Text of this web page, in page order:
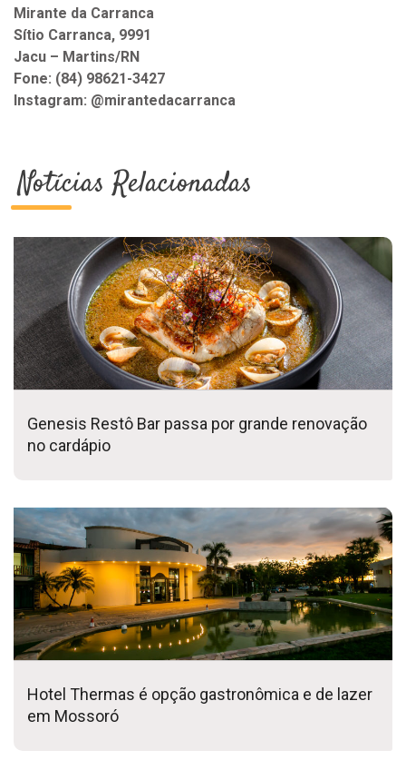
Mirante da Carranca
Sítio Carranca, 9991
Jacu – Martins/RN
Fone: (84) 98621-3427
Instagram: @mirantedacarranca
Notícias Relacionadas
Genesis Restô Bar passa por grande renovação
no cardápio
Hotel Thermas é opção gastronômica e de lazer
em Mossoró